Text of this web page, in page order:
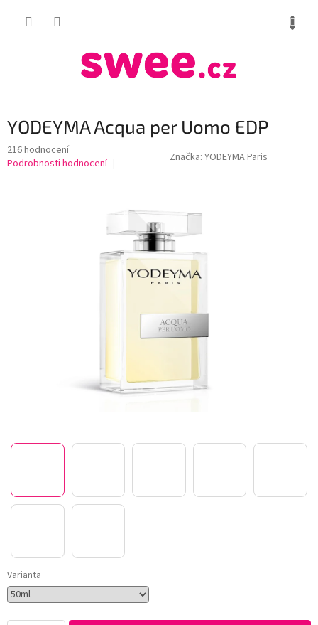
YODEYMA Acqua per Uomo EDP
Průměrné
hodnocení
216 hodnocení
Podrobnosti hodnocení
Značka: YODEYMA Paris
Varianta